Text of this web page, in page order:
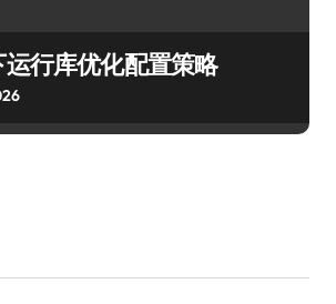
行库优化配置策略